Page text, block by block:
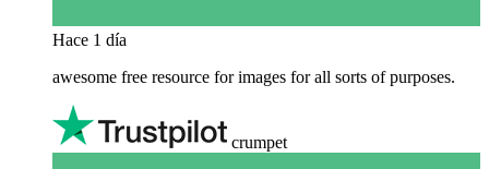
Hace 1 día
awesome free resource for images for all sorts of purposes.
crumpet